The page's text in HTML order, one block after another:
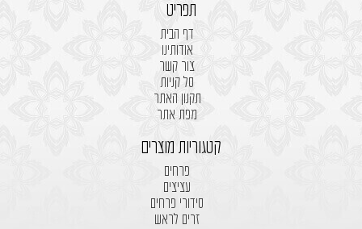
תפריט
דף הבית
אודותינו
צור קשר
סל קניות
תקנון האתר
מפת אתר
קטגוריות מוצרים
פרחים
עציצים
סידורי פרחים
זרים לראש